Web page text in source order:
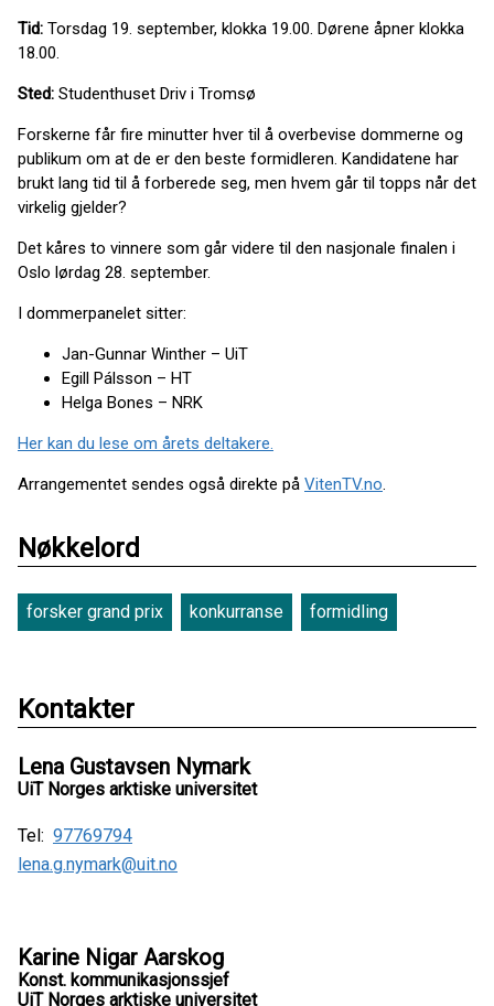
Tid: Torsdag 19. september, klokka 19.00. Dørene åpner klokka
18.00.
Sted: Studenthuset Driv i Tromsø
Forskerne får fire minutter hver til å overbevise dommerne og
publikum om at de er den beste formidleren. Kandidatene har
brukt lang tid til å forberede seg, men hvem går til topps når det
virkelig gjelder?
Det kåres to vinnere som går videre til den nasjonale finalen i
Oslo lørdag 28. september.
I dommerpanelet sitter:
Jan-Gunnar Winther – UiT
Egill Pálsson – HT
Helga Bones – NRK
Her kan du lese om årets deltakere.
Arrangementet sendes også direkte på VitenTV.no.
Nøkkelord
forsker grand prix konkurranse formidling
Kontakter
Lena Gustavsen Nymark
UiT Norges arktiske universitet
Tel: 97769794
lena.g.nymark@uit.no
Karine Nigar Aarskog
Konst. kommunikasjonssjef
UiT Norges arktiske universitet